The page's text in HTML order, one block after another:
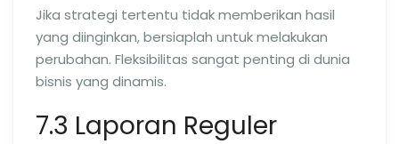
Jika strategi tertentu tidak memberikan hasil
yang diinginkan, bersiaplah untuk melakukan
perubahan. Fleksibilitas sangat penting di dunia
bisnis yang dinamis.
7.3 Laporan Reguler